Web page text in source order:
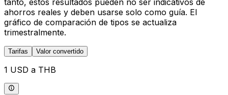
tanto, estos resultados pueden no ser indicativos de
ahorros reales y deben usarse solo como guía. El
gráfico de comparación de tipos se actualiza
trimestralmente.
Tarifas Valor convertido
1 USD a THB